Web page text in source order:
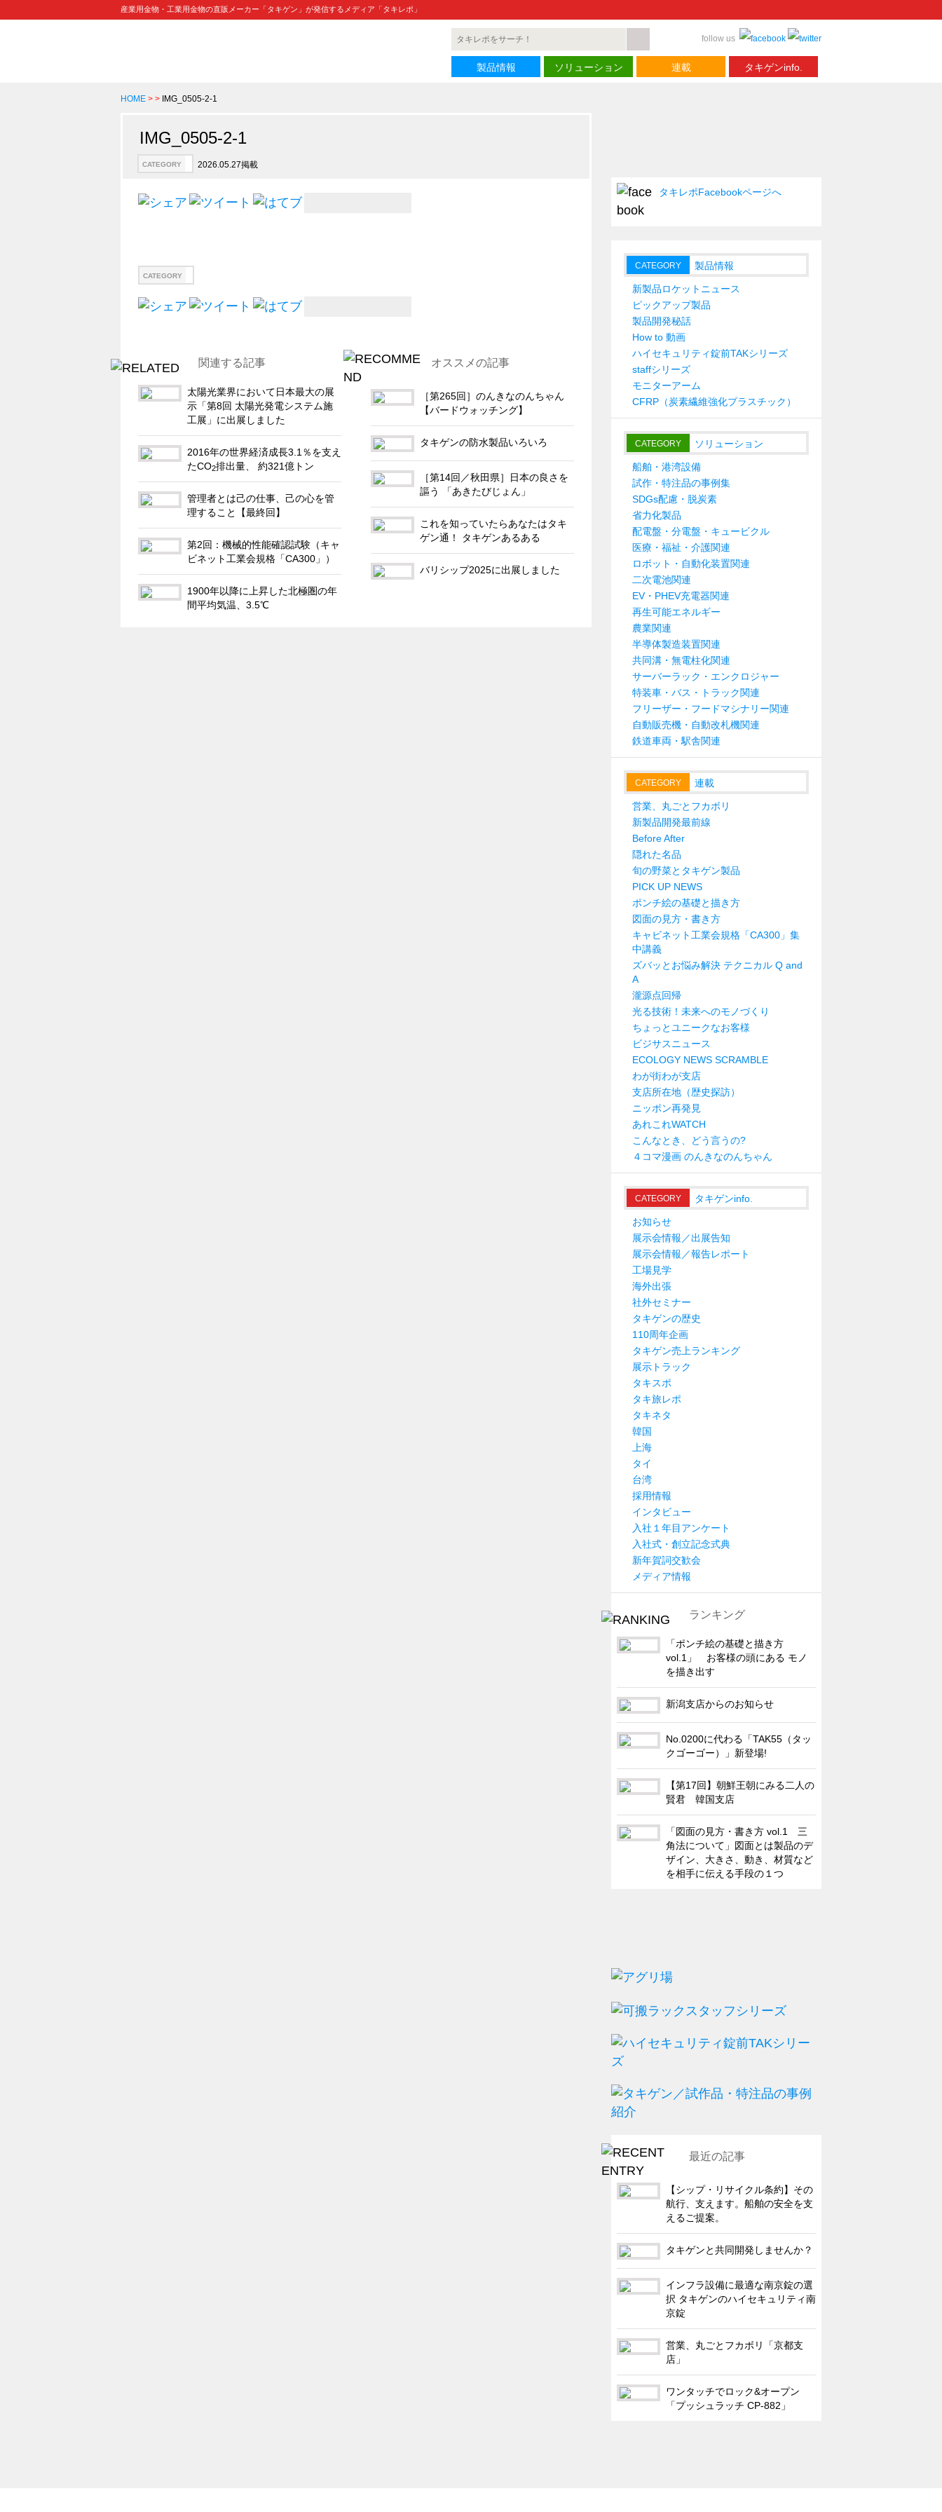
産業用金物・工業用金物の直販メーカー「タキゲン」が発信するメディア「タキレポ」
follow us
製品情報 ソリューション 連載 タキゲンinfo.
HOME > > IMG_0505-2-1
IMG_0505-2-1
CATEGORY 2026.05.27掲載
CATEGORY
関連する記事
太陽光業界において日本最大の展
示「第8回 太陽光発電システム施
工展」に出展しました
2016年の世界経済成長3.1％を支え
たCO2排出量、 約321億トン
管理者とは己の仕事、己の心を管
理すること【最終回】
第2回：機械的性能確認試験（キャ
ビネット工業会規格「CA300」）
1900年以降に上昇した北極圏の年
間平均気温、3.5℃
オススメの記事
［第265回］のんきなのんちゃん
【バードウォッチング】
タキゲンの防水製品いろいろ
［第14回／秋田県］日本の良さを
謳う 「あきたびじょん」
これを知っていたらあなたはタキ
ゲン通！ タキゲンあるある
バリシップ2025に出展しました
タキレポFacebookページへ
CATEGORY 製品情報
新製品ロケットニュース
ピックアップ製品
製品開発秘話
How to 動画
ハイセキュリティ錠前TAKシリーズ
staffシリーズ
モニターアーム
CFRP（炭素繊維強化プラスチック）
CATEGORY ソリューション
船舶・港湾設備
試作・特注品の事例集
SDGs配慮・脱炭素
省力化製品
配電盤・分電盤・キュービクル
医療・福祉・介護関連
ロボット・自動化装置関連
二次電池関連
EV・PHEV充電器関連
再生可能エネルギー
農業関連
半導体製造装置関連
共同溝・無電柱化関連
サーバーラック・エンクロジャー
特装車・バス・トラック関連
フリーザー・フードマシナリー関連
自動販売機・自動改札機関連
鉄道車両・駅舎関連
CATEGORY 連載
営業、丸ごとフカボリ
新製品開発最前線
Before After
隠れた名品
旬の野菜とタキゲン製品
PICK UP NEWS
ポンチ絵の基礎と描き方
図面の見方・書き方
キャビネット工業会規格「CA300」集
中講義
ズバッとお悩み解決 テクニカル Q and
A
瀧源点回帰
光る技術！未来へのモノづくり
ちょっとユニークなお客様
ビジサスニュース
ECOLOGY NEWS SCRAMBLE
わが街わが支店
支店所在地（歴史探訪）
ニッポン再発見
あれこれWATCH
こんなとき、どう言うの?
４コマ漫画 のんきなのんちゃん
CATEGORY タキゲンinfo.
お知らせ
展示会情報／出展告知
展示会情報／報告レポート
工場見学
海外出張
社外セミナー
タキゲンの歴史
110周年企画
タキゲン売上ランキング
展示トラック
タキスポ
タキ旅レポ
タキネタ
韓国
上海
タイ
台湾
採用情報
インタビュー
入社１年目アンケート
入社式・創立記念式典
新年賀詞交歓会
メディア情報
ランキング
「ポンチ絵の基礎と描き方
vol.1」 お客様の頭にある モノ
を描き出す
新潟支店からのお知らせ
No.0200に代わる「TAK55（タッ
クゴーゴー）」新登場!
【第17回】朝鮮王朝にみる二人の
賢君 韓国支店
「図面の見方・書き方 vol.1 三
角法について」図面とは製品のデ
ザイン、大きさ、動き、材質など
を相手に伝える手段の１つ
最近の記事
【シップ・リサイクル条約】その
航行、支えます。船舶の安全を支
えるご提案。
タキゲンと共同開発しませんか？
インフラ設備に最適な南京錠の選
択 タキゲンのハイセキュリティ南
京錠
営業、丸ごとフカボリ「京都支
店」
ワンタッチでロック&オープン
「プッシュラッチ CP-882」